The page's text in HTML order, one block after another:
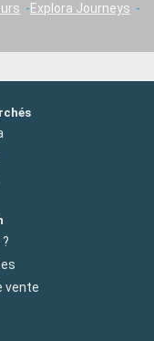
Explora Journeys
vente